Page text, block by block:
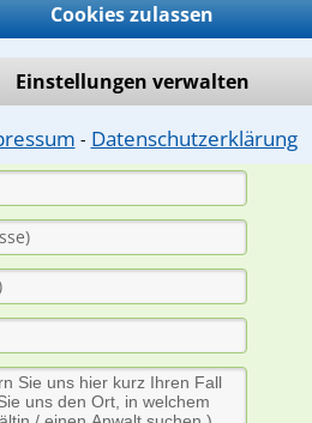
Cookies zulassen
Einstellungen verwalten
⁃ Datenschutzerklärung